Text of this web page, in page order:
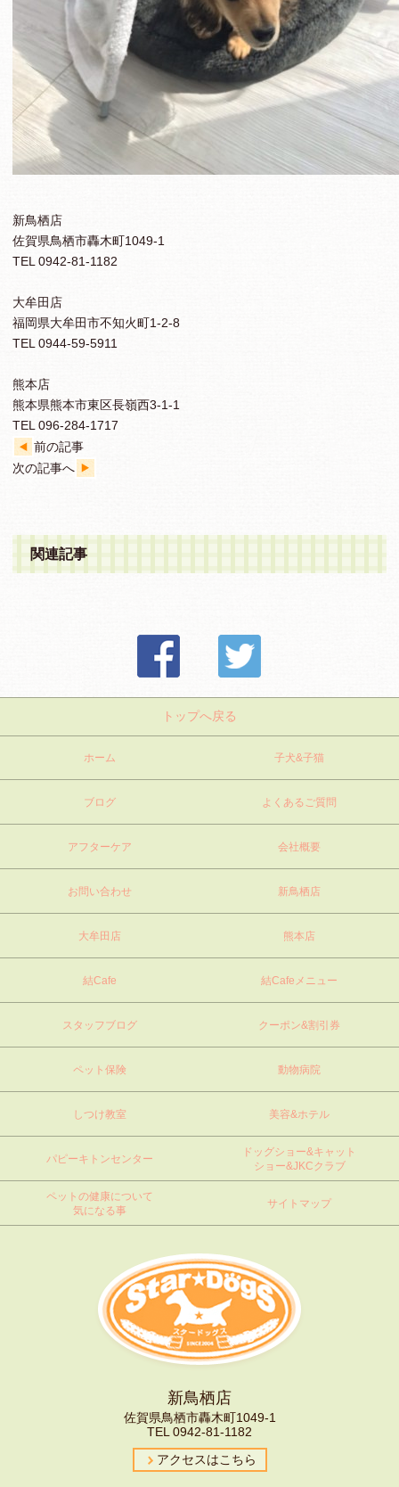
新鳥栖店
佐賀県鳥栖市轟木町1049-1
TEL 0942-81-1182
大牟田店
福岡県大牟田市不知火町1-2-8
TEL 0944-59-5911
熊本店
熊本県熊本市東区長嶺西3-1-1
TEL 096-284-1717
前の記事
次の記事へ
関連記事
トップへ戻る
ホーム 子犬&子猫
ブログ よくあるご質問
アフターケア 会社概要
お問い合わせ 新鳥栖店
大牟田店 熊本店
結Cafe 結Cafeメニュー
スタッフブログ クーポン&割引券
ペット保険 動物病院
しつけ教室 美容&ホテル
パピーキトンセンター
ドッグショー&キャット
ショー&JKCクラブ
ペットの健康について
気になる事
サイトマップ
新鳥栖店
佐賀県鳥栖市轟木町1049-1
TEL 0942-81-1182
アクセスはこちら